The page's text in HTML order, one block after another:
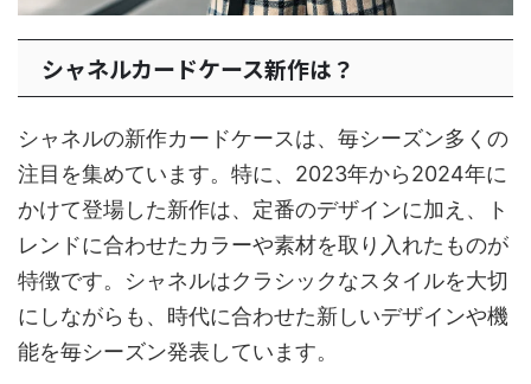
シャネルカードケース新作は？
シャネルの新作カードケースは、毎シーズン多くの
注目を集めています。特に、2023年から2024年に
かけて登場した新作は、定番のデザインに加え、ト
レンドに合わせたカラーや素材を取り入れたものが
特徴です。シャネルはクラシックなスタイルを大切
にしながらも、時代に合わせた新しいデザインや機
能を毎シーズン発表しています。